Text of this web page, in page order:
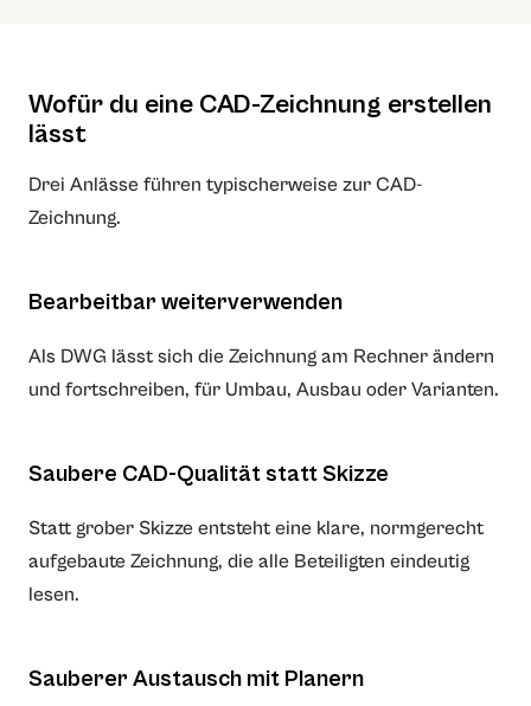
Wofür du eine CAD-Zeichnung erstellen
lässt
Drei Anlässe führen typischerweise zur CAD-
Zeichnung.
Bearbeitbar weiterverwenden
Als DWG lässt sich die Zeichnung am Rechner ändern
und fortschreiben, für Umbau, Ausbau oder Varianten.
Saubere CAD-Qualität statt Skizze
Statt grober Skizze entsteht eine klare, normgerecht
aufgebaute Zeichnung, die alle Beteiligten eindeutig
lesen.
Sauberer Austausch mit Planern